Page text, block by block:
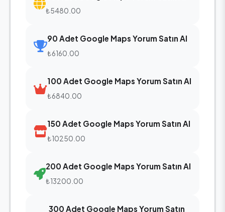
₺5480.00
90 Adet Google Maps Yorum Satın Al
₺6160.00
100 Adet Google Maps Yorum Satın Al
₺6840.00
150 Adet Google Maps Yorum Satın Al
₺10250.00
200 Adet Google Maps Yorum Satın Al
₺13200.00
300 Adet Google Maps Yorum Satın